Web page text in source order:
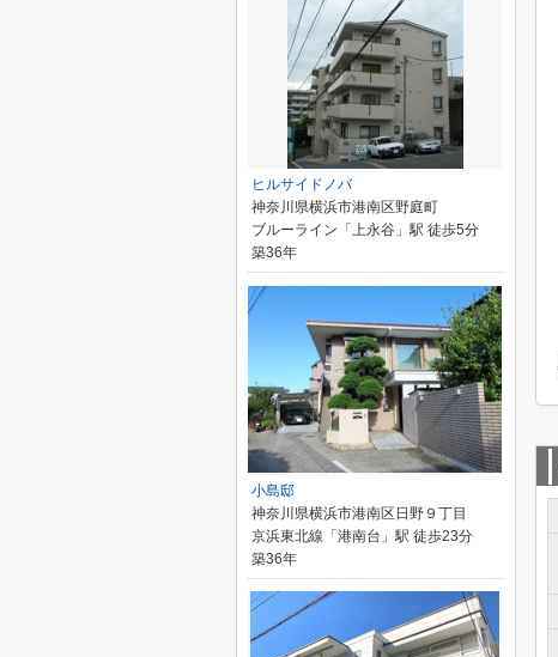
ヒルサイドノバ
神奈川県横浜市港南区野庭町
ブルーライン「上永谷」駅 徒歩5分
築36年
小島邸
神奈川県横浜市港南区日野９丁目
京浜東北線「港南台」駅 徒歩23分
築36年